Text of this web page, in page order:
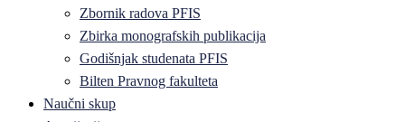
Zbornik radova PFIS
Zbirka monografskih publikacija
Godišnjak studenata PFIS
Bilten Pravnog fakulteta
Naučni skup